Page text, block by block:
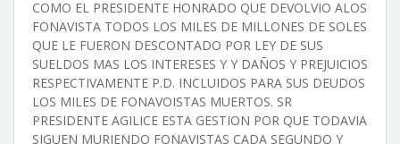
COMO EL PRESIDENTE HONRADO QUE DEVOLVIO ALOS
FONAVISTA TODOS LOS MILES DE MILLONES DE SOLES
QUE LE FUERON DESCONTADO POR LEY DE SUS
SUELDOS MAS LOS INTERESES Y Y DAÑOS Y PREJUICIOS
RESPECTIVAMENTE P.D. INCLUIDOS PARA SUS DEUDOS
LOS MILES DE FONAVOISTAS MUERTOS. SR
PRESIDENTE AGILICE ESTA GESTION POR QUE TODAVIA
SIGUEN MURIENDO FONAVISTAS CADA SEGUNDO Y